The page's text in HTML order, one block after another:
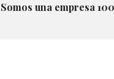
Somos una empresa